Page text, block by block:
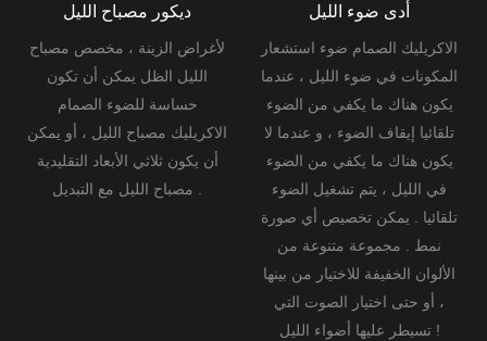
ديكور مصباح الليل
لأغراض الزينة ، مخصص مصباح
الليل الظل يمكن أن تكون
حساسة للضوء الصمام
الاكريليك مصباح الليل ، أو يمكن
أن يكون ثلاثي الأبعاد التقليدية
أدى ضوء الليل
الاكريليك الصمام ضوء استشعار
المكونات في ضوء الليل ، عندما
يكون هناك ما يكفي من الضوء
تلقائيا إيقاف الضوء ، و عندما لا
يكون هناك ما يكفي من الضوء
في الليل ، يتم تشغيل الضوء
تلقائيا . يمكن تخصيص أي صورة
نمط . مجموعة متنوعة من
الألوان الخفيفة للاختيار من بينها
، أو حتى اختيار الصوت التي
تسيطر عليها أضواء الليل !